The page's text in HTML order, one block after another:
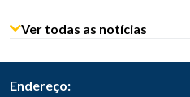
Ver todas as notícias
Endereço: